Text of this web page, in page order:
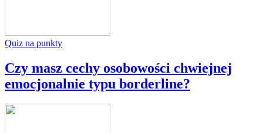
Quiz na punkty
Czy masz cechy osobowości chwiejnej
emocjonalnie typu borderline?